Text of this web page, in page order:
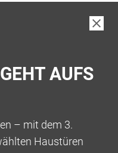
setzen Sie
Die LED-
werden.
AUFS
– mit dem 3.
Haustüren